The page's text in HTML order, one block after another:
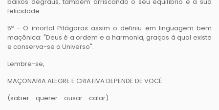
felicidade.
5º - O imortal Pitágoras assim o definiu em linguagem bem
maçônica: "Deus é a ordem e a harmonia, graças à qual existe
e conserva-se o Universo".
Lembre-se,
MAÇONARIA ALEGRE E CRIATIVA DEPENDE DE VOCÊ
(saber - querer - ousar - calar)